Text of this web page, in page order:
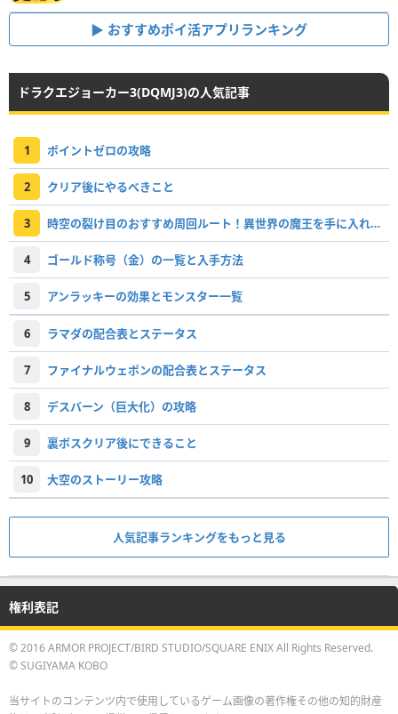
おすすめポイ活アプリランキング
ドラクエジョーカー3(DQMJ3)の人気記事
1 ポイントゼロの攻略
2 クリア後にやるべきこと
3 時空の裂け目のおすすめ周回ルート！異世界の魔王を手に入れよう！
4 ゴールド称号（金）の一覧と入手方法
5 アンラッキーの効果とモンスター一覧
6 ラマダの配合表とステータス
7 ファイナルウェポンの配合表とステータス
8 デスバーン（巨大化）の攻略
9 裏ボスクリア後にできること
10 大空のストーリー攻略
人気記事ランキングをもっと見る
権利表記
© 2016 ARMOR PROJECT/BIRD STUDIO/SQUARE ENIX All Rights Reserved.
© SUGIYAMA KOBO
当サイトのコンテンツ内で使用しているゲーム画像の著作権その他の知的財産